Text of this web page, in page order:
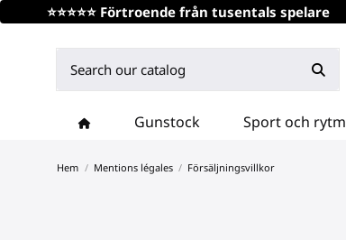
⭐⭐⭐⭐⭐ Förtroende från tusentals spelare
Gunstock Sport och rytm
Hem Mentions légales Försäljningsvillkor